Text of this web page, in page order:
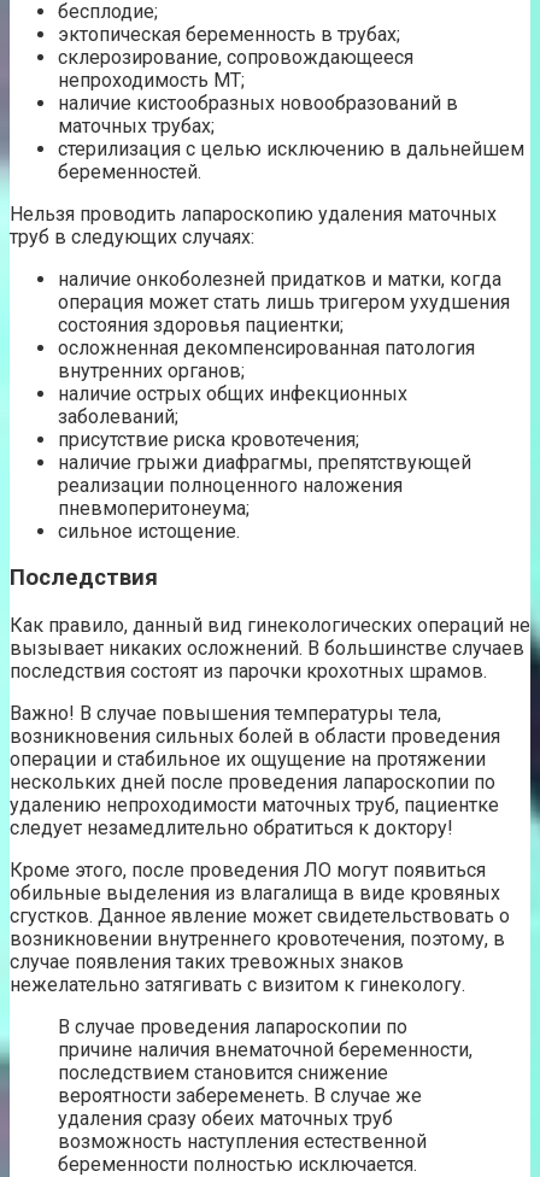
бесплодие;
эктопическая беременность в трубах;
склерозирование, сопровождающееся
непроходимость МТ;
наличие кистообразных новообразований в
маточных трубах;
стерилизация с целью исключению в дальнейшем
беременностей.
Нельзя проводить лапароскопию удаления маточных
труб в следующих случаях:
наличие онкоболезней придатков и матки, когда
операция может стать лишь тригером ухудшения
состояния здоровья пациентки;
осложненная декомпенсированная патология
внутренних органов;
наличие острых общих инфекционных
заболеваний;
присутствие риска кровотечения;
наличие грыжи диафрагмы, препятствующей
реализации полноценного наложения
пневмоперитонеума;
сильное истощение.
Последствия
Как правило, данный вид гинекологических операций не
вызывает никаких осложнений. В большинстве случаев
последствия состоят из парочки крохотных шрамов.
Важно! В случае повышения температуры тела,
возникновения сильных болей в области проведения
операции и стабильное их ощущение на протяжении
нескольких дней после проведения лапароскопии по
удалению непроходимости маточных труб, пациентке
следует незамедлительно обратиться к доктору!
Кроме этого, после проведения ЛО могут появиться
обильные выделения из влагалища в виде кровяных
сгустков. Данное явление может свидетельствовать о
возникновении внутреннего кровотечения, поэтому, в
случае появления таких тревожных знаков
нежелательно затягивать с визитом к гинекологу.
В случае проведения лапароскопии по
причине наличия внематочной беременности,
последствием становится снижение
вероятности забеременеть. В случае же
удаления сразу обеих маточных труб
возможность наступления естественной
беременности полностью исключается.